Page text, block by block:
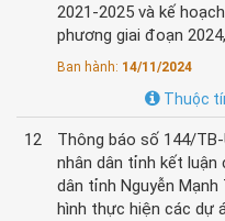
2021-2025 và kế
phương giai đoạn
Ban hành: 14/11/2024
Thuộc
12
Thông báo số 144/TB-
nhân dân tỉnh kết luận
dân tỉnh Nguyễn
hình thực hiện các dự